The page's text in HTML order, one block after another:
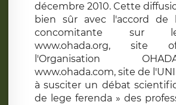
décembre 2010. Cette
bien sûr avec l'accord de
concomitante sur
www.ohada.org, site
l'Organisation
www.ohada.com, site de
à susciter un débat
de lege ferenda » des